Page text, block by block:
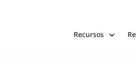
Recursos